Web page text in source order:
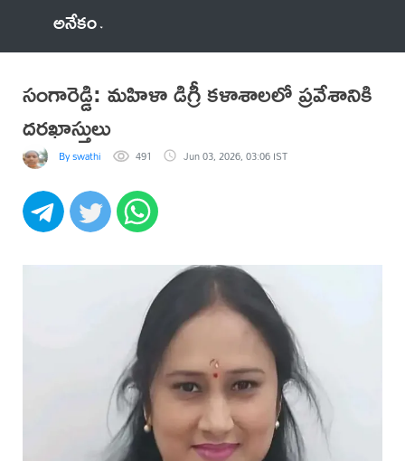
అనేకం
సంగారెడ్డి: మహిళా డిగ్రీ కళాశాలలో ప్రవేశానికి
దరఖాస్తులు
By swathi 491 Jun 03, 2026, 03:06 IST